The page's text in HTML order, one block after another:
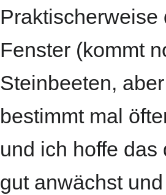
Praktischerweise
Fenster (kommt
Steinbeeten,
bestimmt mal
und ich hoffe
gut anwächst